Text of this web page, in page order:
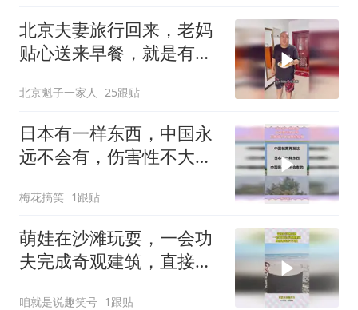
北京夫妻旅行回来，老妈
贴心送来早餐，就是有点
北京魁子一家人 25跟贴
日本有一样东西，中国永
远不会有，伤害性不大侮
梅花搞笑 1跟贴
萌娃在沙滩玩耍，一会功
夫完成奇观建筑，直接看
咱就是说趣笑号 1跟贴